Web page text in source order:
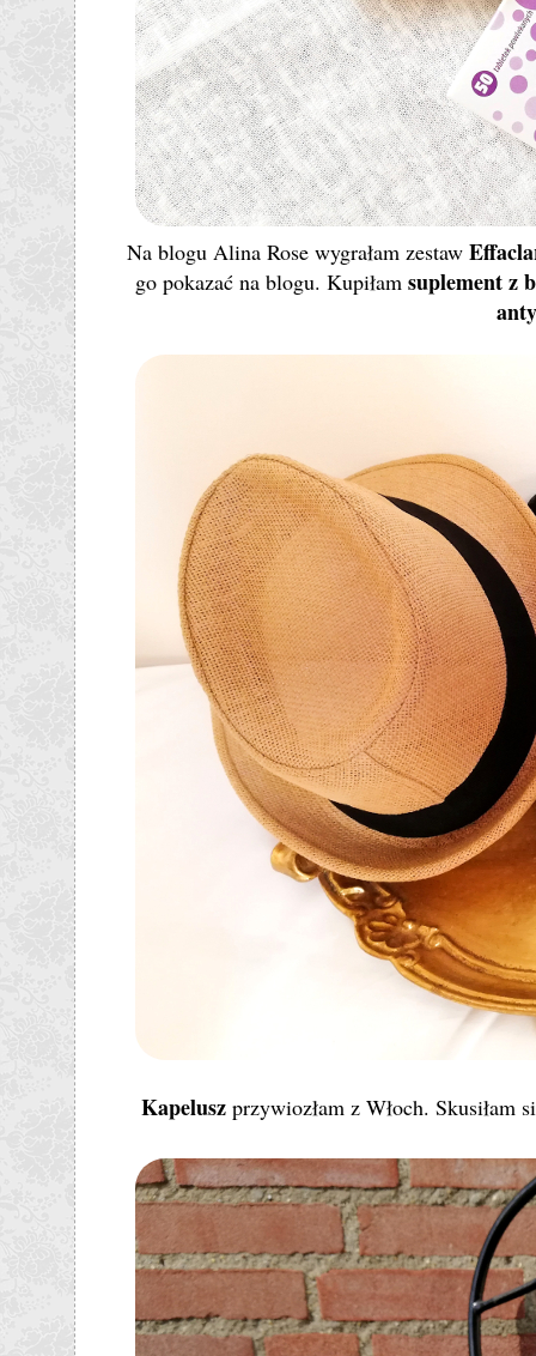
Na blogu Alina Rose wygrałam zestaw
go pokazać na blogu. Kupiłam suplement z
Kapelusz przywiozłam z Włoch. Skusiłam